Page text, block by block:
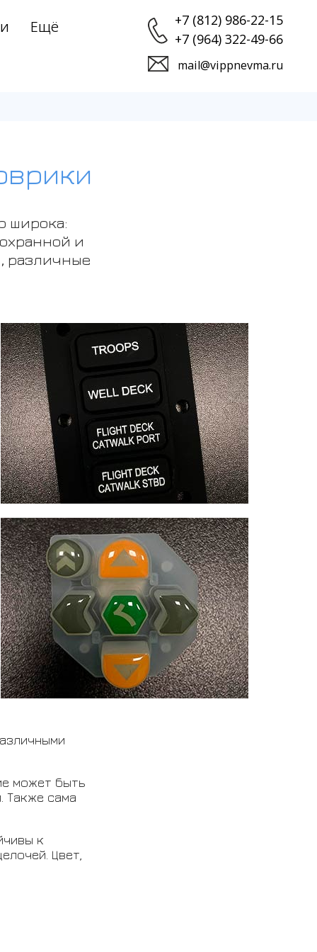
Ещё
+7 (812) 986-22-15
+7 (964) 322-49-66
mail@vippnevma.ru
широка:
и
различные
может быть
Также сама
к
Цвет,